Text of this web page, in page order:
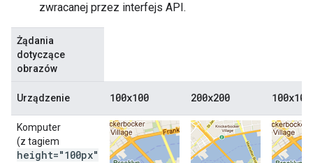
zwracanej przez interfejs API.
Żądania
dotyczące
obrazów
Urządzenie 100x100 200x200
Komputer
(z tagiem
height="100px"